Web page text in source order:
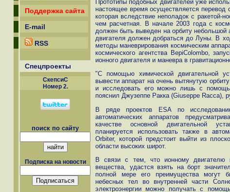
Поддержка сайта
E-mail
RSS
Спецпроекты
СкепсиС
Номер 2.
поиск по сайту
Подписка на новости
Прототипы подобных двигателей уже
настоящее время осуществляется перевод
которая вследствие неполадок с ракетой-
чем расчетная. В начале 2003 года с
должен быть выведен на орбиту небольшой
двигателя должен добраться до Луны. В
методы маневрирования космическим
космического агентства BepiColombo,
ионного двигателя и маневра в
"С помощью химической двигательной
вывести аппарат на очень вытянутую
и исследовать его можно лишь с
пояснил Джузеппе Ракка (Giuseppe Racca),
В ряде проектов ESA по
автоматических аппаратов
качестве основной двигательной
планируется использовать также в
Orbiter, которой предстоит выйти из
области высоких широт.
В связи с тем, что ионному двигателю
вещества, удастся взять на борт
полной мере его преимущества могут
небесных тел во внутренней части
электроэнергии можно получать с